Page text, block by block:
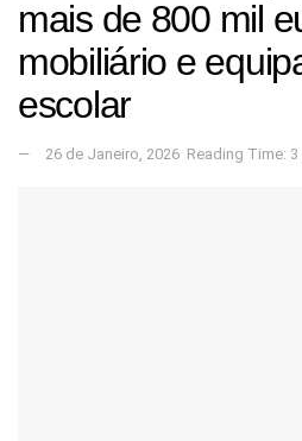
mais de 800 mil
mobiliário e
escolar
26 de Janeiro, 2026 Reading Time: 3